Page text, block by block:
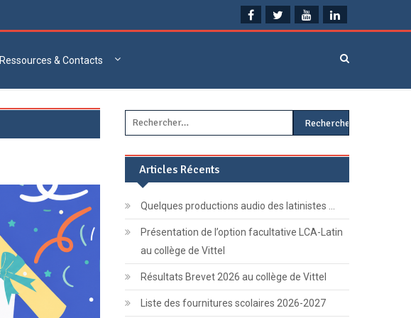
Ressources & Contacts
Rechercher :
Articles Récents
Quelques productions audio des latinistes …
Présentation de l’option facultative LCA-Latin
au collège de Vittel
Résultats Brevet 2026 au collège de Vittel
Liste des fournitures scolaires 2026-2027